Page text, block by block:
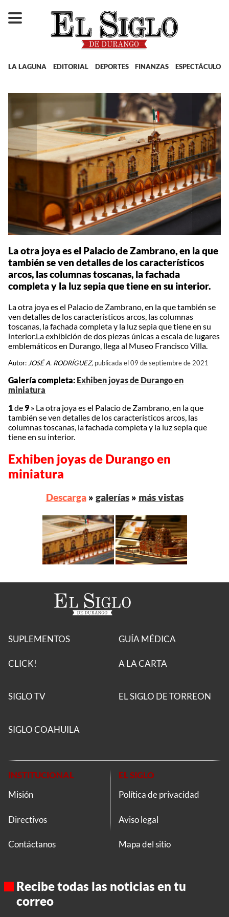
LA LAGUNA EDITORIAL DEPORTES FINANZAS ESPECTÁCULOS
La otra joya es el Palacio de Zambrano, en la que
también se ven detalles de los característicos
arcos, las columnas toscanas, la fachada
completa y la luz sepia que tiene en su interior.
La otra joya es el Palacio de Zambrano, en la que también se
ven detalles de los característicos arcos, las columnas
toscanas, la fachada completa y la luz sepia que tiene en su
interior.La exhibición de dos piezas únicas a escala de lugares
emblemáticos en Durango, llega al Museo Francisco Villa.
Autor: JOSÉ A. RODRÍGUEZ, publicada el 09 de septiembre de 2021
Galería completa: Exhiben joyas de Durango en
miniatura
1 de 9 » La otra joya es el Palacio de Zambrano, en la que
también se ven detalles de los característicos arcos, las
columnas toscanas, la fachada completa y la luz sepia que
tiene en su interior.
Exhiben joyas de Durango en
miniatura
Descarga» galerías» más vistas
SUPLEMENTOS
CLICK!
GUÍA MÉDICA
A LA CARTA
SIGLO TV EL SIGLO DE TORREON
SIGLO COAHUILA
INSTITUCIONAL
Misión
Directivos
Contáctanos
EL SIGLO
Política de privacidad
Aviso legal
Mapa del sitio
Recibe todas las noticias en tu
correo